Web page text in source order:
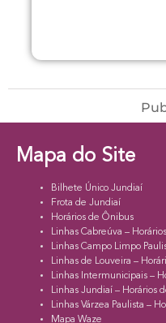
Mapa do Site
Bilhete Único Jundiaí
Frota de Jundiaí
Horários de Ônibus
Linhas Cabreúva –
Linhas Campo Limpo
Linhas de Louveira –
Linhas Intermunicipais –
Linhas Jundiaí – Horários
Linhas Várzea Paulista –
Mapa Waze